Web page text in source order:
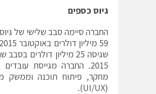
גיוס כספים
החברה סיימה סבב שלישי של
שגיסה 25 מיליון דולרים
2015. החברה מגייסת
מחקר, פיתוח תוכנה וממשק
(UI/UX).